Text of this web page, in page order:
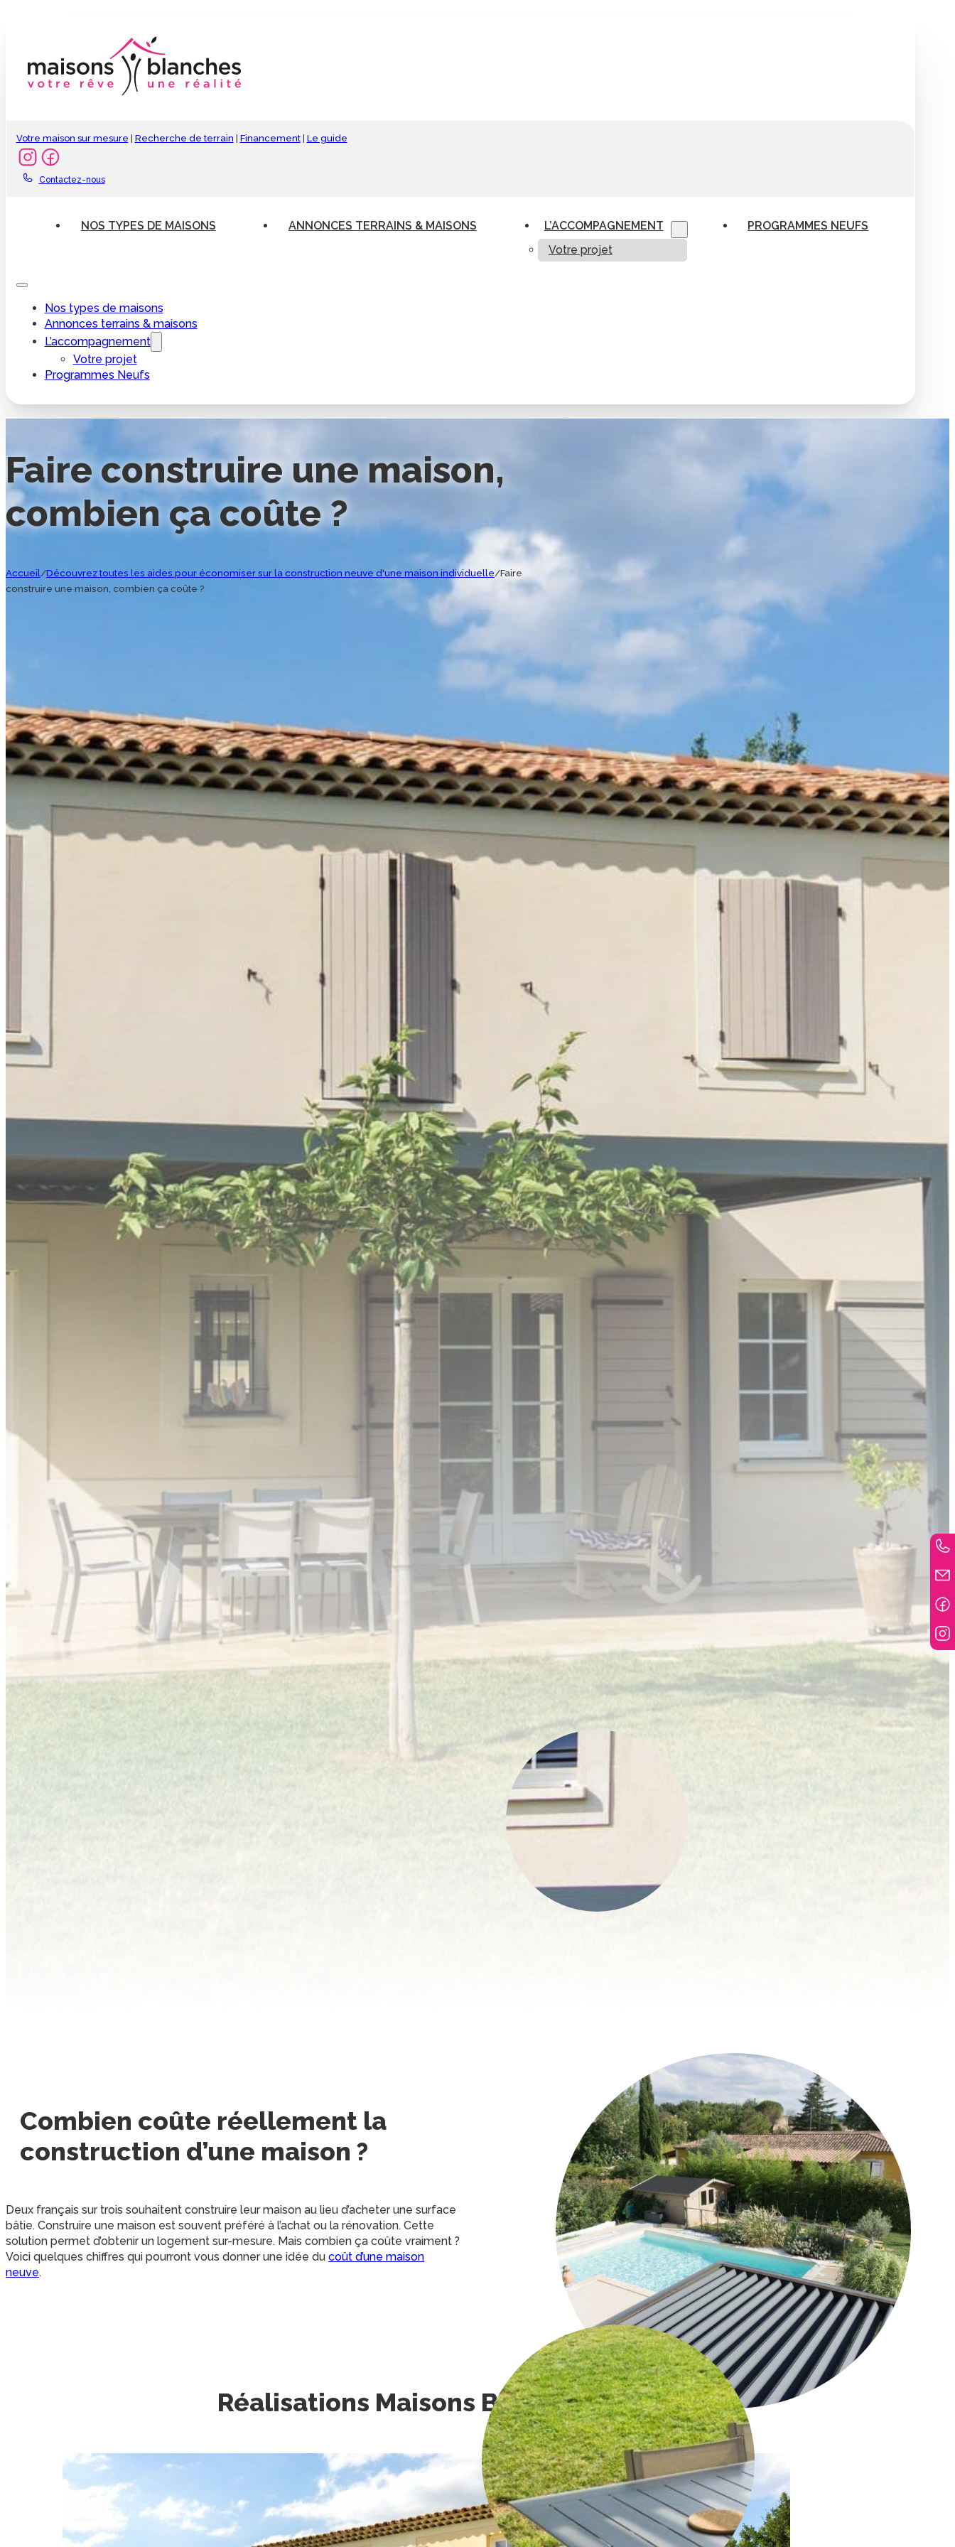
Votre maison sur mesure | Recherche de terrain | Financement| Le guide
Contactez-nous
NOS TYPES DE MAISONS ANNONCES TERRAINS & MAISONS
L’ACCOMPAGNEMENT
Votre projet
PROGRAMMES NEUFS
Nos types de maisons
Annonces terrains & maisons
L’accompagnement
Votre projet
Programmes Neufs
Faire construire une maison,
combien ça coûte ?
Accueil/Découvrez toutes les aides pour économiser sur la construction neuve d'une maison individuelle/Faire
construire une maison, combien ça coûte ?
Combien coûte réellement la
construction d’une maison ?
Deux français sur trois souhaitent construire leur maison au lieu d’acheter une surface
bâtie. Construire une maison est souvent préféré à l’achat ou la rénovation. Cette
solution permet d’obtenir un logement sur-mesure. Mais combien ça coûte vraiment ?
Voici quelques chiffres qui pourront vous donner une idée du coût d’une maison
neuve.
Réalisations Maisons Blanchesdans le Var